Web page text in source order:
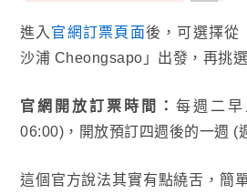
進入 官網訂票頁面後，可選擇從
沙浦 Cheongsapo」出發，再挑
官網開放訂票時間： 每週二
06:00)，開放預訂四週後的一週 (
這個官方說法其實有點繞舌，簡